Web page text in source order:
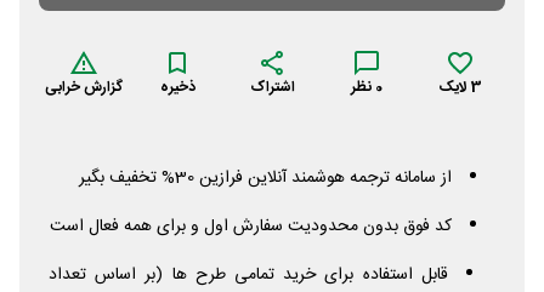
3 لایک 0 نظر اشتراک ذخیره گزارش خرابی
از سامانه ترجمه هوشمند آنلاین فرازین 30% تخفیف بگیر
کد فوق بدون محدودیت سفارش اول و برای همه فعال است
قابل استفاده برای خرید تمامی طرح ها (بر اساس تعداد